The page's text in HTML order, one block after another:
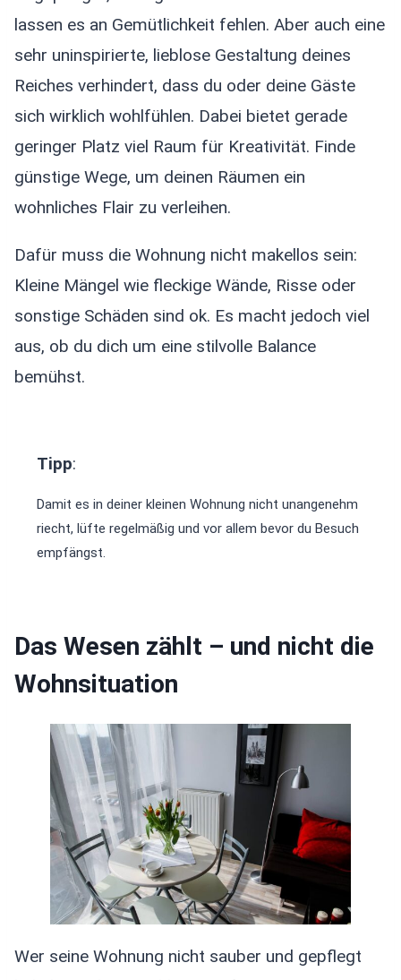
lassen es an Gemütlichkeit fehlen. Aber auch eine
sehr uninspirierte, lieblose Gestaltung deines
Reiches verhindert, dass du oder deine Gäste
sich wirklich wohlfühlen. Dabei bietet gerade
geringer Platz viel Raum für Kreativität. Finde
günstige Wege, um deinen Räumen ein
wohnliches Flair zu verleihen.
Dafür muss die Wohnung nicht makellos sein:
Kleine Mängel wie fleckige Wände, Risse oder
sonstige Schäden sind ok. Es macht jedoch viel
aus, ob du dich um eine stilvolle Balance
bemühst.
Tipp:
Damit es in deiner kleinen Wohnung nicht unangenehm
riecht, lüfte regelmäßig und vor allem bevor du Besuch
empfängst.
Das Wesen zählt – und nicht die
Wohnsituation
Wer seine Wohnung nicht sauber und gepflegt